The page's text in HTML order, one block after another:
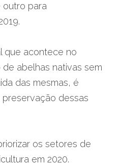
outro para
que acontece no
abelhas nativas sem
das mesmas, é
dessas
os setores de
em 2020.